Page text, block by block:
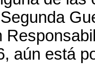
aún está